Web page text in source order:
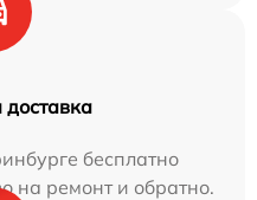
доставка
бесплатно
на ремонт и обратно.